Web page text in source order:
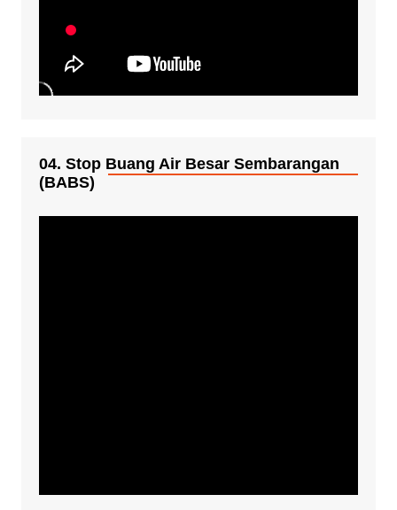
04. Stop Buang Air Besar Sembarangan
(BABS)